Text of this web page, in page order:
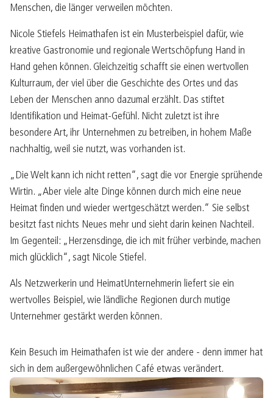
Menschen, die länger verweilen möchten.
Nicole Stiefels Heimathafen ist ein Musterbeispiel dafür, wie
kreative Gastronomie und regionale Wertschöpfung Hand in
Hand gehen können. Gleichzeitig schafft sie einen wertvollen
Kulturraum, der viel über die Geschichte des Ortes und das
Leben der Menschen anno dazumal erzählt. Das stiftet
Identifikation und Heimat-Gefühl. Nicht zuletzt ist ihre
besondere Art, ihr Unternehmen zu betreiben, in hohem Maße
nachhaltig, weil sie nutzt, was vorhanden ist.
„Die Welt kann ich nicht retten“, sagt die vor Energie sprühende
Wirtin. „Aber viele alte Dinge können durch mich eine neue
Heimat finden und wieder wertgeschätzt werden.“ Sie selbst
besitzt fast nichts Neues mehr und sieht darin keinen Nachteil.
Im Gegenteil: „Herzensdinge, die ich mit früher verbinde, machen
mich glücklich“, sagt Nicole Stiefel.
Als Netzwerkerin und HeimatUnternehmerin liefert sie ein
wertvolles Beispiel, wie ländliche Regionen durch mutige
Unternehmer gestärkt werden können.
Kein Besuch im Heimathafen ist wie der andere - denn immer hat
sich in dem außergewöhnlichen Café etwas verändert.